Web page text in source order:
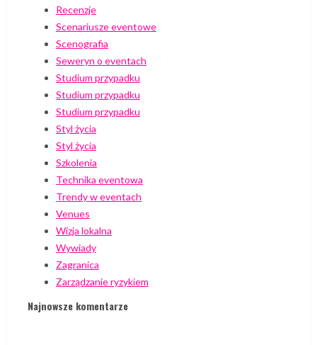
Recenzje
Scenariusze eventowe
Scenografia
Seweryn o eventach
Studium przypadku
Studium przypadku
Studium przypadku
Styl życia
Styl życia
Szkolenia
Technika eventowa
Trendy w eventach
Venues
Wizja lokalna
Wywiady
Zagranica
Zarządzanie ryzykiem
Najnowsze komentarze